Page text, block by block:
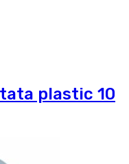
plastic 10